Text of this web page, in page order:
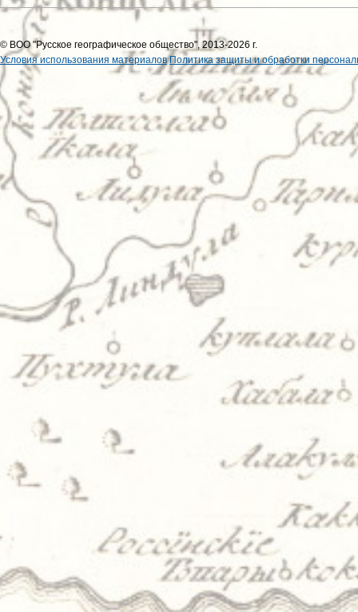
© ВОО "Русское географическое общество", 2013-2026 г.
Условия использования материалов Политика защиты и обработки